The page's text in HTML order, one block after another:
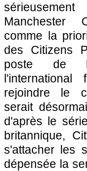
Manchester
comme la
des Citizens
poste de
l'international
rejoindre le
serait
d'après le
britannique,
s'attacher les
dépensée la